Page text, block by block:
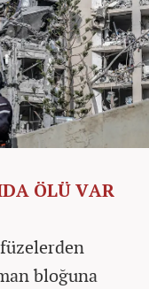
ÖLÜ VAR
füzelerden
bloğuna